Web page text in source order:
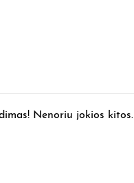
Nenoriu jokios kitos.